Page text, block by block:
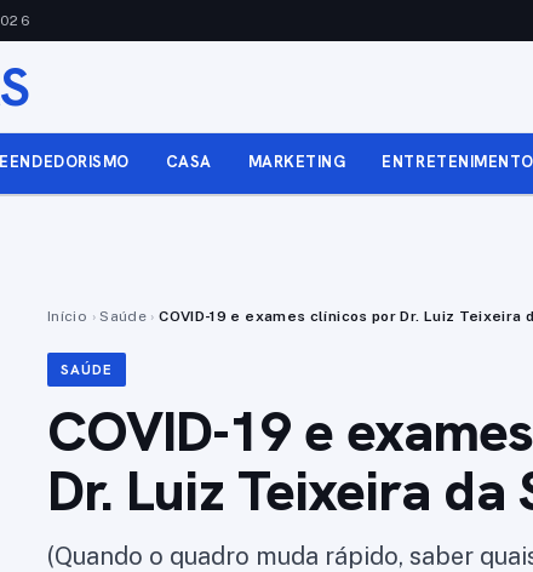
CASA MARKETING ENTRETENIMENTO
Início › Saúde › COVID-19 e exames clínicos por Dr. Luiz Teixeira
SAÚDE
COVID-19 e
Dr. Luiz Teixeira
(Quando o quadro muda rápido, saber